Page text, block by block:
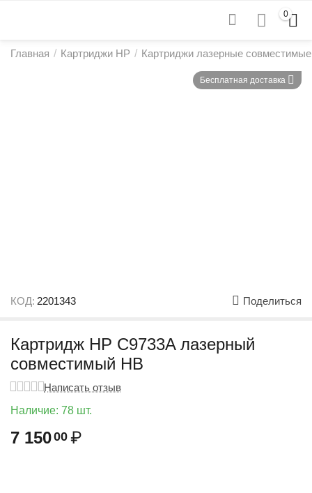
0
Главная / Картриджи HP / Картриджи лазерные
Бесплатная доставка
КОД: 2201343 Поделиться
Картридж HP C9733A лазерный
совместимый HB
Написать отзыв
Наличие: 78 шт.
7 15000 ₽